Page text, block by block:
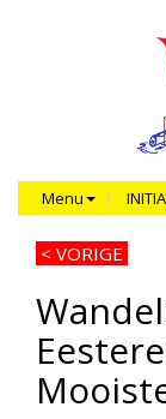
Menu
< VORIGE